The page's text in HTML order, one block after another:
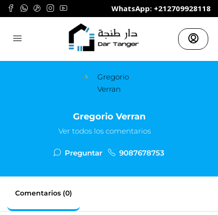
	WhatsApp: +212709928118
Gregorio Verran
Ver todos los comentarios
Preguntar 9087678753
Comentarios (0)